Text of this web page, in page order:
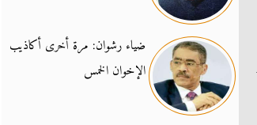
ضياء رشوان: مرة أخرى أكاذيب
الإخوان الخمس